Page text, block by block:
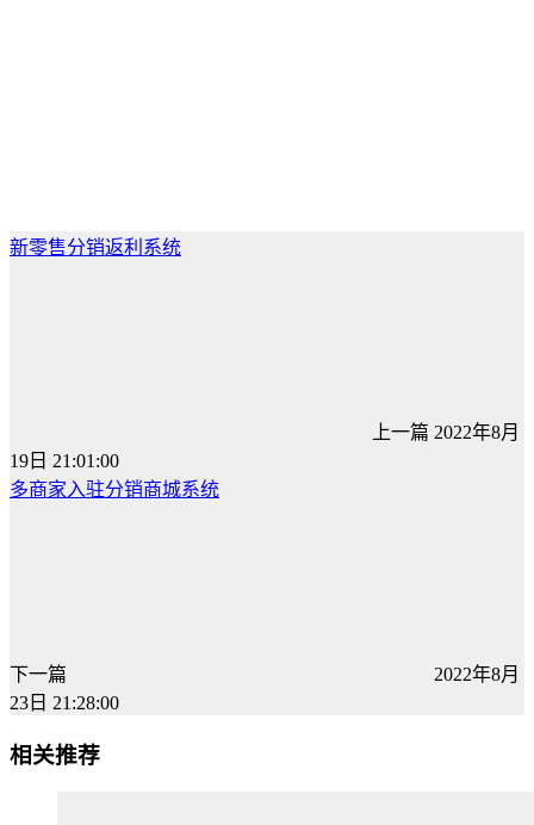
新零售分销返利系统
上一篇 2022年8月
19日 21:01:00
多商家入驻分销商城系统
下一篇
2022年8月
23日 21:28:00
相关推荐